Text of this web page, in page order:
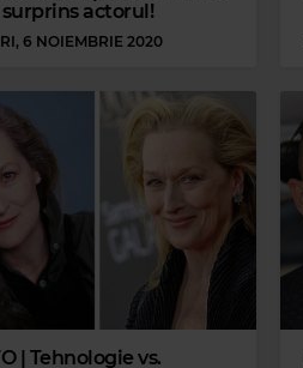
actorul!
6 NOIEMBRIE 2020
| Tehnologie vs.